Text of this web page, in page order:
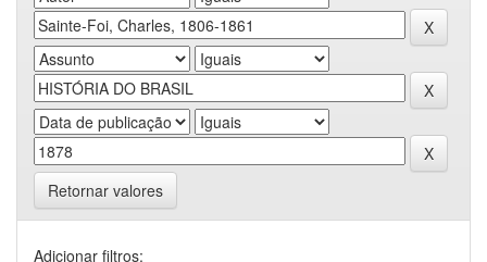
Retornar valores
Adicionar filtros: